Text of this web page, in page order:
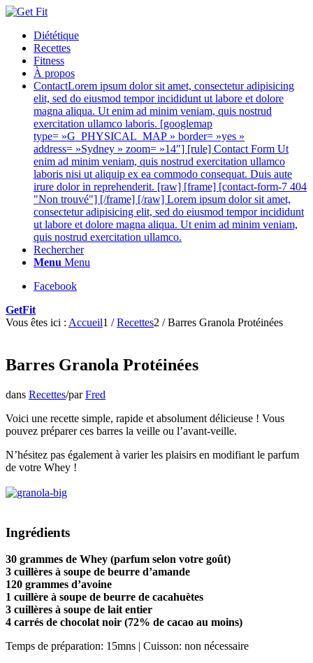
Diététique
Recettes
Fitness
À propos
ContactLorem ipsum dolor sit amet, consectetur adipisicing
elit, sed do eiusmod tempor incididunt ut labore et dolore
magna aliqua. Ut enim ad minim veniam, quis nostrud
exercitation ullamco laboris. [googlemap
type= »G_PHYSICAL_MAP » border= »yes »
address= »Sydney » zoom= »14″] [rule] Contact Form Ut
enim ad minim veniam, quis nostrud exercitation ullamco
laboris nisi ut aliquip ex ea commodo consequat. Duis aute
irure dolor in reprehenderit. [raw] [frame] [contact-form-7 404
"Non trouvé"] [/frame] [/raw] Lorem ipsum dolor sit amet,
consectetur adipisicing elit, sed do eiusmod tempor incididunt
ut labore et dolore magna aliqua. Ut enim ad minim veniam,
quis nostrud exercitation ullamco.
Rechercher
Menu Menu
Facebook
GetFit
Vous êtes ici : Accueil1 / Recettes2 / Barres Granola Protéinées
Barres Granola Protéinées
dans Recettes/parFred
Voici une recette simple, rapide et absolument délicieuse ! Vous
pouvez préparer ces barres la veille ou l’avant-veille.
N’hésitez pas également à varier les plaisirs en modifiant le parfum
de votre Whey !
Ingrédients
30 grammes de Whey (parfum selon votre goût)
3 cuillères à soupe de beurre d’amande
120 grammes d’avoine
1 cuillère à soupe de beurre de cacahuètes
3 cuillères à soupe de lait entier
4 carrés de chocolat noir (72% de cacao au moins)
Temps de préparation: 15mns | Cuisson: non nécessaire